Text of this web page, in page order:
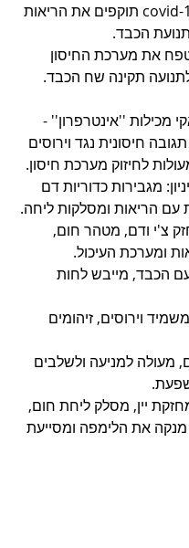
כמו הקורונה covid-19 תוקפים את הריאות
הכבד.
את מערכת החיסון
לתנועה תקינה שח הכבד.
מכילות ''אינטרפרון'' -
חיסונית נגד וירוסים
לחיזוק מערכת חיסון.
מגבירות כדוריות דם
עם הריאות ומסלקות ליחה.
צ'י ודם, מטהר חום,
ומערכת העיכול.
הכבד, מייבש לחות
וירוסים, זיהומים
מעולה למניעה ולשלבים
יין, מסלק ליחת חום,
את הלימפה ומסייעת